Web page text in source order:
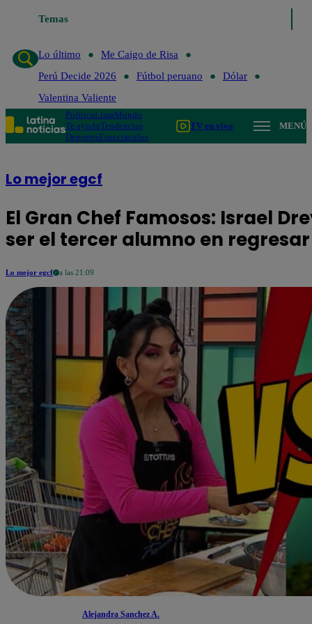
Temas
Lo último
Me Caigo de Risa
Perú Decide 2026
Fútbol peruano
Dólar
Valentina Valiente
PolíticaLimaMundo
Te ayudoTendencias
DeportesEspectáculos
TV en vivo MENÚ
Lo mejor egcf
El Gran Chef Famosos: Israel
ser el tercer alumno en
Lo mejor egcf a las 21:09
Alejandra Sanchez A.